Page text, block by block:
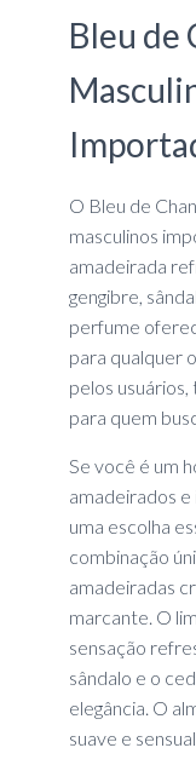
Bleu de
O Bleu de
masculinos
amadeirada
gengibre,
perfume
para qualquer
pelos
para quem
Se você é um
amadeirados
uma escolha
combinação
amadeiradas
marcante. O
sensação
sândalo e o
elegância. O
suave e